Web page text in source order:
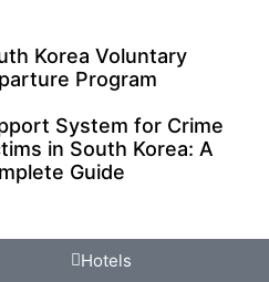
Korea Voluntary
Program
System for Crime
in South Korea: A
Guide
Hotels